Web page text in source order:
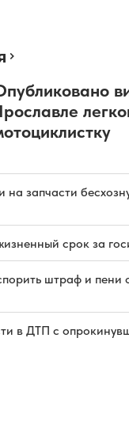
на запчасти
срок за
штраф и пени
в ДТП с